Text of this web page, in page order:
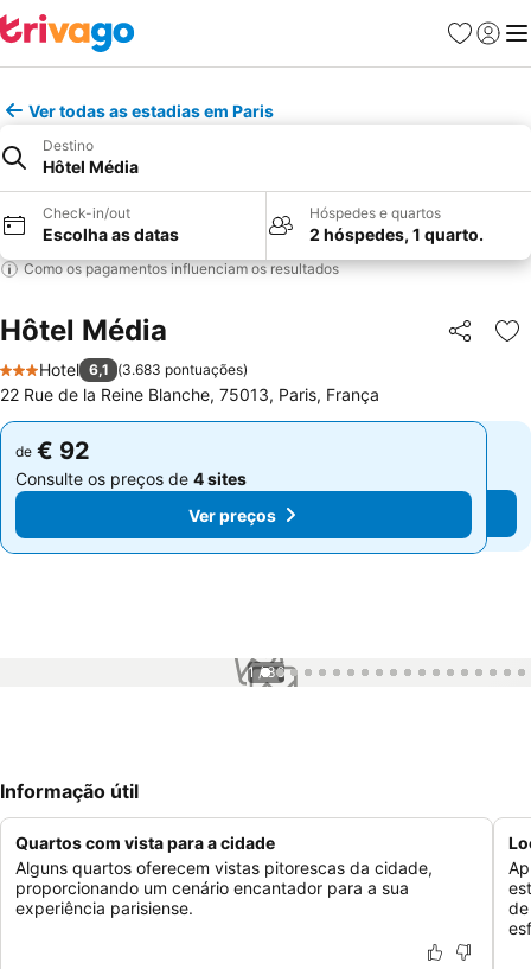
Favoritos
Iniciar
Ver todas as estadias em Paris
Destino
Hôtel Média
Check-in/out
Escolha as datas
Hóspedes e quartos
2 hóspedes, 1 quarto.
Como os pagamentos influenciam os resultados
Hôtel Média Partilhar
3 Estrelas
Hotel 6,1 (3.683 pontuações)
22 Rue de la Reine Blanche, 75013, Paris, França
de € 92
Consulte os preços de 4 sites
Ver preços
de € 92
Consulte os preços de 4 sites
Ver preços
1 / 36
Informação útil
Quartos com vista para a cidade
Alguns quartos oferecem vistas pitorescas da cidade,
proporcionando um cenário encantador para a sua
experiência parisiense.